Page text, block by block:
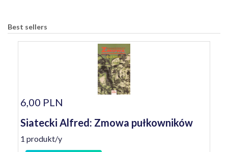
Best sellers
6,00 PLN
Siatecki Alfred: Zmowa pułkowników
1 produkt/y